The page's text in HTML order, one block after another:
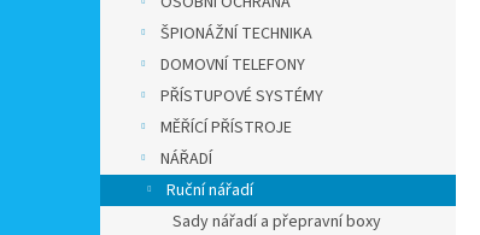
ŠPIONÁŽNÍ TECHNIKA
DOMOVNÍ TELEFONY
PŘÍSTUPOVÉ SYSTÉMY
MĚŘÍCÍ PŘÍSTROJE
NÁŘADÍ
Ruční nářadí
Sady nářadí a přepravní boxy